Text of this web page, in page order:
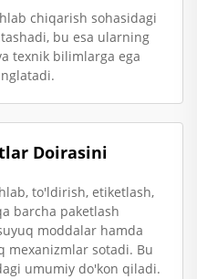
chiqarish sohasidagi
bu esa ularning
texnik bilimlarga ega
Doirasini
to'ldirish, etiketlash,
barcha paketlash
moddalar hamda
mexanizmlar sotadi. Bu
umumiy do'kon qiladi.